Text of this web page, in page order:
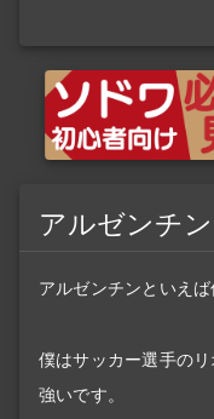
アルゼンチ
アルゼンチンといえ
僕はサッカー選手の
強いです。